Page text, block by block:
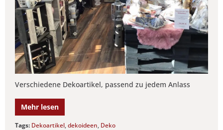
Verschiedene Dekoartikel, passend zu jedem Anlass
Mehr lesen
Tags: Dekoartikel,dekoideen, Deko